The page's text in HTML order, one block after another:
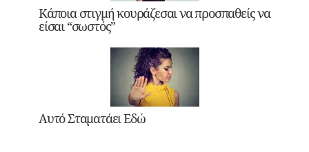
Κάποια στιγμή κουράζεσαι να προσπαθείς να
είσαι “σωστός”
Αυτό Σταματάει Εδώ